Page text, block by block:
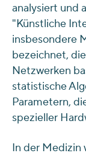
analysiert und
"Künstliche
insbesondere
bezeichnet,
Netzwerken
statistische
Parametern,
spezieller
In der Medizin